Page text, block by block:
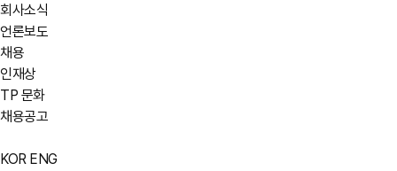
회사소식
언론보도
채용
인재상
TP 문화
채용공고
KOR ENG